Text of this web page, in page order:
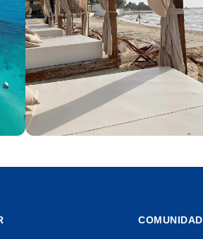
13 playas
COMUNIDAD